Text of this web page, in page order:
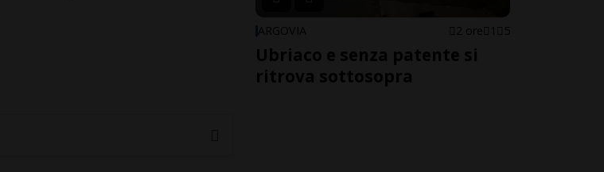
ARGOVIA 2 ore 1 5
Ubriaco e senza patente si
ritrova sottosopra